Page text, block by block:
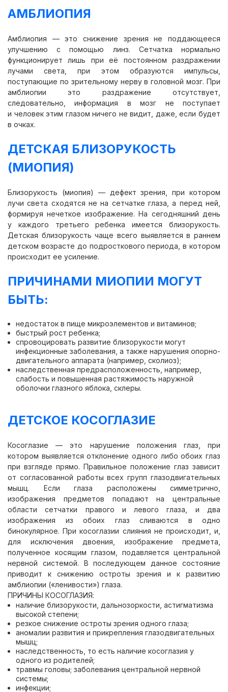
АМБЛИОПИЯ
Амблиопия — это снижение зрения не поддающееся
улучшению с помощью линз. Сетчатка нормально
функционирует лишь при её постоянном раздражении
лучами света, при этом образуются импульсы,
поступающие по зрительному нерву в головной мозг. При
амблиопии это раздражение отсутствует,
следовательно, информация в мозг не поступает
и человек этим глазом ничего не видит, даже, если будет
в очках.
ДЕТСКАЯ БЛИЗОРУКОСТЬ
(МИОПИЯ)
Близорукость (миопия) — дефект зрения, при котором
лучи света сходятся не на сетчатке глаза, а перед ней,
формируя нечеткое изображение. На сегодняшний день
у каждого третьего ребенка имеется близорукость.
Детская близорукость чаще всего выявляется в раннем
детском возрасте до подросткового периода, в котором
происходит ее усиление.
ПРИЧИНАМИ МИОПИИ МОГУТ
БЫТЬ:
недостаток в пище микроэлементов и витаминов;
быстрый рост ребенка;
спровоцировать развитие близорукости могут
инфекционные заболевания, а также нарушения опорно-
двигательного аппарата (например, сколиоз);
наследственная предрасположенность, например,
слабость и повышенная растяжимость наружной
оболочки глазного яблока, склеры.
ДЕТСКОЕ КОСОГЛАЗИЕ
Косоглазие — это нарушение положения глаз, при
котором выявляется отклонение одного либо обоих глаз
при взгляде прямо. Правильное положение глаз зависит
от согласованной работы всех групп глазодвигательных
мышц. Если глаза расположены симметрично,
изображения предметов попадают на центральные
области сетчатки правого и левого глаза, и два
изображения из обоих глаз сливаются в одно
бинокулярное. При косоглазии слияния не происходит, и,
для исключения двоения, изображение предмета,
полученное косящим глазом, подавляется центральной
нервной системой. В последующем данное состояние
приводит к снижению остроты зрения и к развитию
амблиопии («ленивости») глаза.
ПРИЧИНЫ КОСОГЛАЗИЯ:
наличие близорукости, дальнозоркости, астигматизма
высокой степени;
резкое снижение остроты зрения одного глаза;
аномалии развития и прикрепления глазодвигательных
мышц;
наследственность, то есть наличие косоглазия у
одного из родителей;
травмы головы; заболевания центральной нервной
системы;
инфекции;